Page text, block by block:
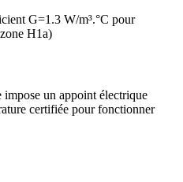
G=1.3 W/m³.°C pour
H1a)
impose un appoint électrique
certifiée pour fonctionner